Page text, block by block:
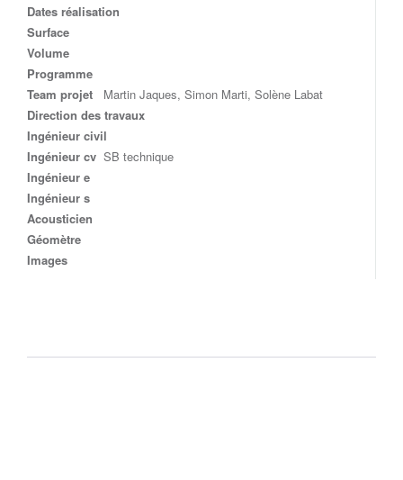
Dates réalisation
Surface
Volume
Programme
Team projet Martin Jaques, Simon Marti, Solène Labat
Direction des travaux
Ingénieur civil
Ingénieur cv SB technique
Ingénieur e
Ingénieur s
Acousticien
Géomètre
Images